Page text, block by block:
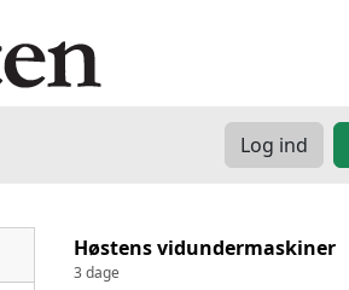
Log ind
Høstens vidundermaskiner
3 dage